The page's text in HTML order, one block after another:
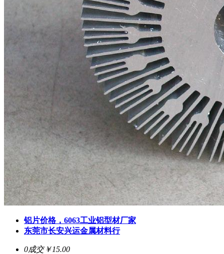
铝片价格，6063工业铝型材厂家
东莞市长安兴运金属材料行
0成交￥15.00